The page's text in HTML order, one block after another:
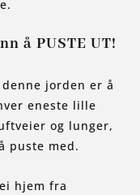
å PUSTE UT!
jorden er å
eneste lille
og lunger,
puste med.
hjem fra